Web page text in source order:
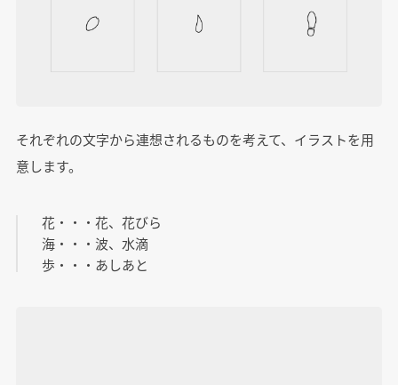
それぞれの文字から連想されるものを考えて、イラストを用
意します。
花・・・花、花びら
海・・・波、水滴
歩・・・あしあと